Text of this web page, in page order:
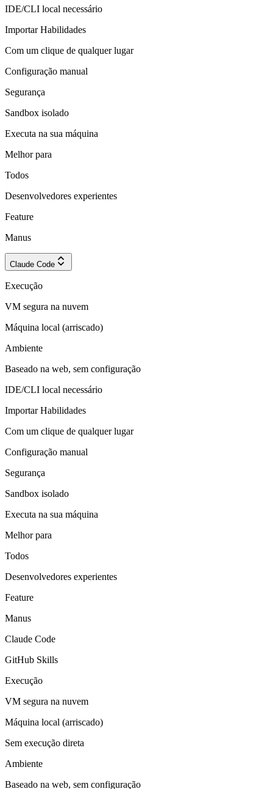
IDE/CLI local necessário
Importar Habilidades
Com um clique de qualquer lugar
Configuração manual
Segurança
Sandbox isolado
Executa na sua máquina
Melhor para
Todos
Desenvolvedores experientes
Feature
Manus
Claude Code
Execução
VM segura na nuvem
Máquina local (arriscado)
Ambiente
Baseado na web, sem configuração
IDE/CLI local necessário
Importar Habilidades
Com um clique de qualquer lugar
Configuração manual
Segurança
Sandbox isolado
Executa na sua máquina
Melhor para
Todos
Desenvolvedores experientes
Feature
Manus
Claude Code
GitHub Skills
Execução
VM segura na nuvem
Máquina local (arriscado)
Sem execução direta
Ambiente
Baseado na web, sem configuração